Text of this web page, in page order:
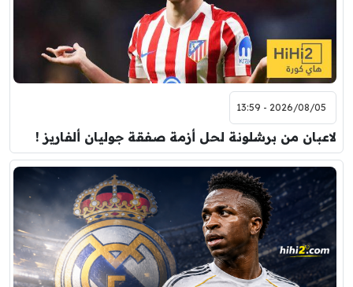
2026/08/05 - 13:59
لاعبان من برشلونة لحل أزمة صفقة جوليان ألفاريز !